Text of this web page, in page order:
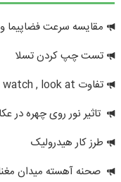
مقایسه سرعت فضاپیما و
تست چپ کردن تسلا
تفاوت watch , look at و see
تاثیر نور روی چهره در
طرز کار هیدرولیک
صحنه آهسته میدان